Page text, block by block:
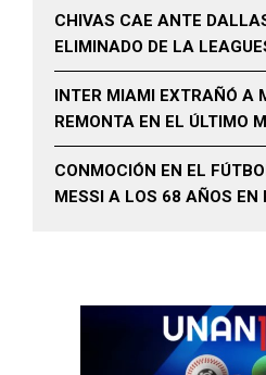
CHIVAS CAE ANTE
ELIMINADO DE LA
INTER MIAMI EXTRAÑÓ A
REMONTA EN EL ÚLTIMO
CONMOCIÓN EN EL
MESSI A LOS 68 AÑOS EN